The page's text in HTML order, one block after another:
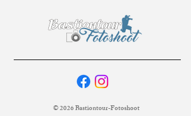
© 2026 Bastiontour-Fotoshoot